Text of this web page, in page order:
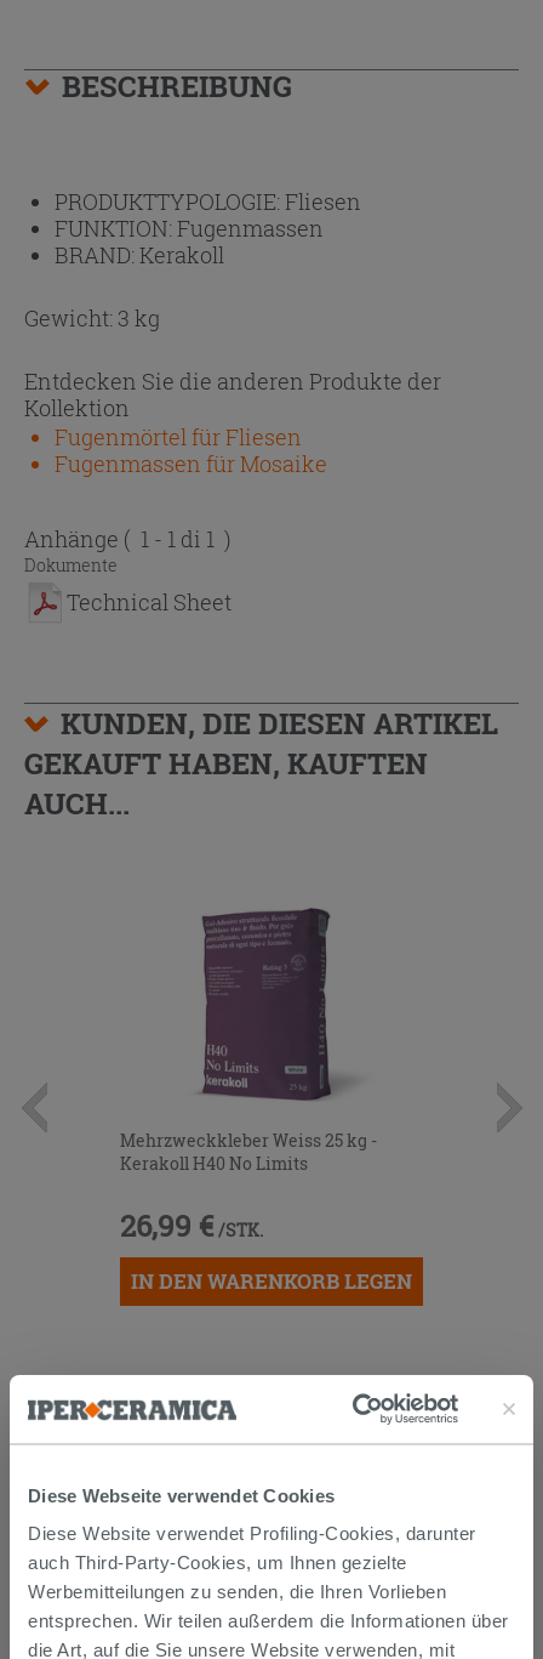
Diese Webseite verwendet Cookies
Diese Website verwendet Profiling-Cookies, darunter
auch Third-Party-Cookies, um Ihnen gezielte
Werbemitteilungen zu senden, die Ihren Vorlieben
entsprechen. Wir teilen außerdem die Informationen über
die Art, auf die Sie unsere Website verwenden, mit
BESCHREIBUNG
PRODUKTTYPOLOGIE:Fliesen
FUNKTION:Fugenmassen
BRAND:Kerakoll
Gewicht: 3 kg
Entdecken Sie die anderen Produkte der
Kollektion
Fugenmörtel für Fliesen
Fugenmassen für Mosaike
Anhänge ( 1 - 1 di 1 )
Dokumente
Technical Sheet
KUNDEN, DIE DIESEN ARTIKEL
GEKAUFT HABEN, KAUFTEN
AUCH...
Mehrzweckkleber Weiss 25 kg -
Kerakoll H40 No Limits
26,99 € /STK.
IN DEN WARENKORB LEGEN
Versand
Die Waren werden normalerweise innerhalb von 15
Werktagen ab der Auftragsbestätigung zum Versand